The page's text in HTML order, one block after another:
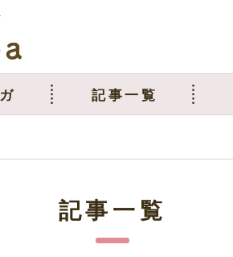
記事一覧
記事一覧